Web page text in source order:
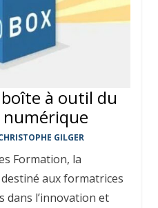
à outil du
GILGER
Formation, la
aux formatrices
dans l’innovation et